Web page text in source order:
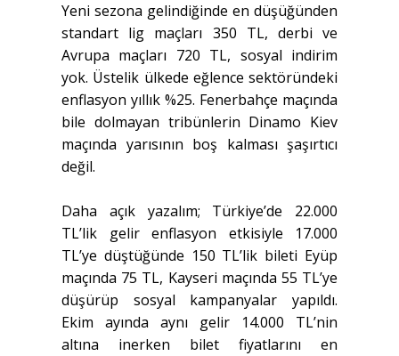
Yeni sezona gelindiğinde en düşüğünden
standart lig maçları 350 TL, derbi ve
Avrupa maçları 720 TL, sosyal indirim
yok. Üstelik ülkede eğlence sektöründeki
enflasyon yıllık %25. Fenerbahçe maçında
bile dolmayan tribünlerin Dinamo Kiev
maçında yarısının boş kalması şaşırtıcı
değil.
Daha açık yazalım; Türkiye’de 22.000
TL’lik gelir enflasyon etkisiyle 17.000
TL’ye düştüğünde 150 TL’lik bileti Eyüp
maçında 75 TL, Kayseri maçında 55 TL’ye
düşürüp sosyal kampanyalar yapıldı.
Ekim ayında aynı gelir 14.000 TL’nin
altına inerken bilet fiyatlarını en